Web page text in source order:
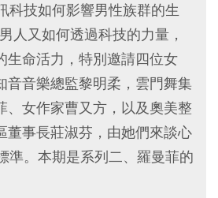
科技如何影響男性族群的生
人又如何透過科技的力量，
生命活力，特別邀請四位女
音音樂總監黎明柔，雲門舞集
、女作家曹又方，以及奧美整
董事長莊淑芬，由她們來談心
準。本期是系列二、羅曼菲的